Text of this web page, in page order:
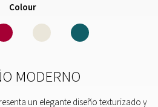
Colour
MODERNO
un elegante diseño texturizado y